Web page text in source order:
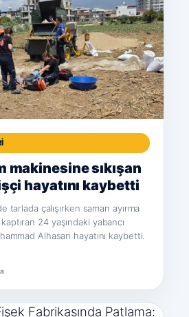
makinesine sıkışan
hayatını kaybetti
tarlada çalışırken saman ayırma
24 yaşındaki yabancı
Alhasan hayatını kaybetti.